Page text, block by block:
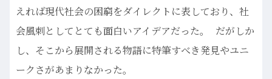
えれば現代社会の困窮をダイレクトに表しており、社
会風刺としてとても面白いアイデアだった。 だがしか
し、そこから展開される物語に特筆すべき発見やユニ
ークさがあまりなかった。